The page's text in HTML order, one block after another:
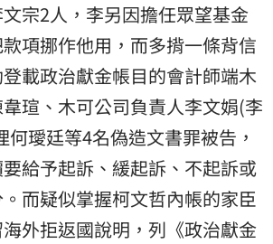
宗2人，李另因擔任眾望基金
項挪作他用，而多揹一條背信
載政治獻金帳目的會計師端木
韋瑄、木可公司負責人李文娟(李
何璦廷等4名偽造文書罪被告，
給予起訴、緩起訴、不起訴或
而疑似掌握柯文哲內帳的家臣
外拒返國說明，列《政治獻金